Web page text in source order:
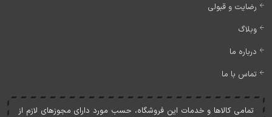
رضایت و قبولی
وبلاگ
درباره ما
تماس با ما
تمامی کالاها و خدمات اين فروشگاه، حسب مورد دارای مجوزهای لازم از